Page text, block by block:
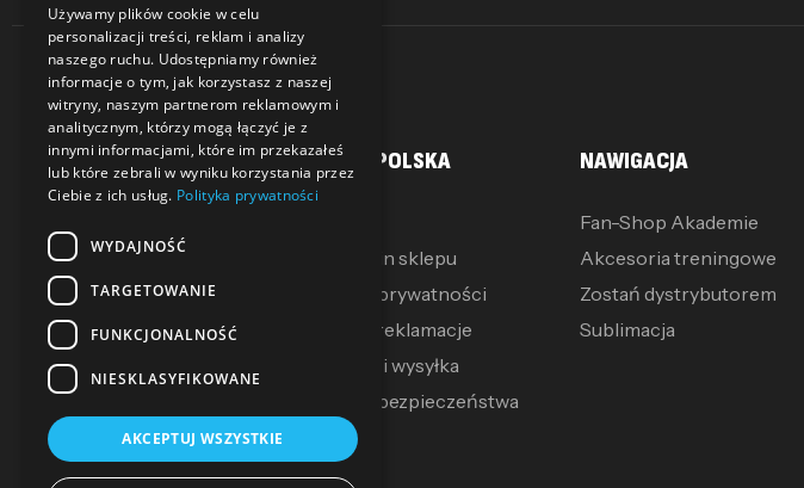
MOJE KONTO
Moje pokwitowania
Mój koszyk
SALLER POLSKA
Regulamin sklepu
Polityka prywatności
Zwroty i reklamacje
Dostawa i wysyłka
Polityka bezpieczeństwa
NAWIGACJA
Fan-Shop Akademie
Akcesoria treningowe
Zostań dystrybutorem
Sublimacja
Używamy plików cookie w celu
personalizacji treści, reklam i analizy
naszego ruchu. Udostępniamy również
informacje o tym, jak korzystasz z naszej
witryny, naszym partnerom reklamowym i
analitycznym, którzy mogą łączyć je z
innymi informacjami, które im przekazałeś
lub które zebrali w wyniku korzystania przez
Ciebie z ich usług. Polityka prywatności
WYDAJNOŚĆ
TARGETOWANIE
FUNKCJONALNOŚĆ
NIESKLASYFIKOWANE
AKCEPTUJ WSZYSTKIE